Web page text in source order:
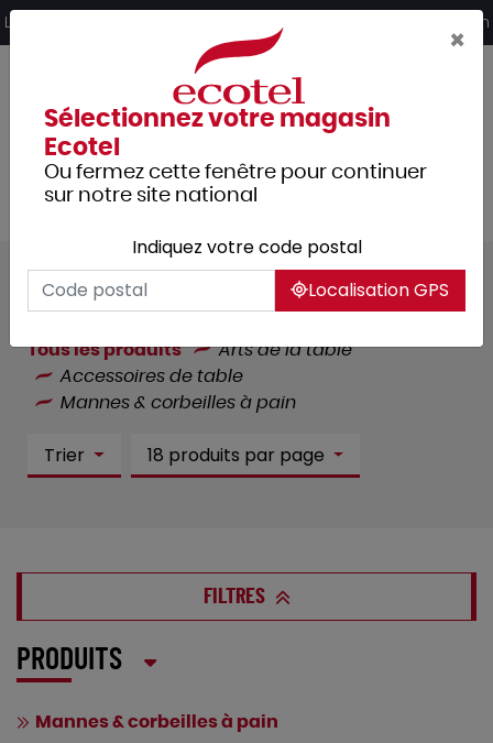
Livraison offerte dès 249€ HT d’achat et retrait 2h en magasin
Mannes & corbeilles à pain :49
article(s)
Tous les produits
Arts de la table
Accessoires de table
Mannes & corbeilles à pain
Trier 18 produits par page
FILTRES
PRODUITS
Mannes & corbeilles à pain
×
Sélectionnez votre magasin
Ecotel
Ou fermez cette fenêtre pour continuer
sur notre site national
Indiquez votre code postal
Localisation GPS
Panneau de gestion des cookies